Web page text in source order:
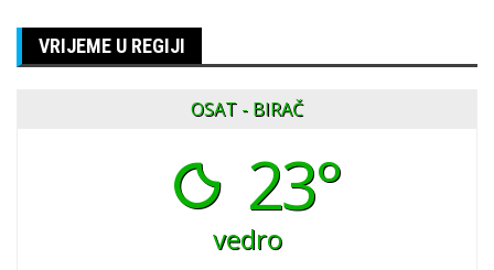
VRIJEME U REGIJI
OSAT - BIRAČ
23°
vedro